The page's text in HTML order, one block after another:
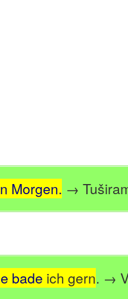
Morgen. →
bade ich gern. →